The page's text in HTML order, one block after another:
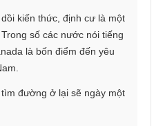
kiến thức, định cư là một
số các nước nói tiếng
là bốn điểm đến yêu
đường ở lại sẽ ngày một